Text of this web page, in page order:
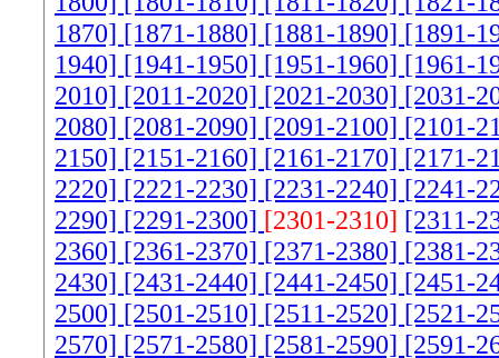
1870] [1871-1880] [1881-1890] [1891-
1940] [1941-1950] [1951-1960] [1961-
2010] [2011-2020] [2021-2030] [2031-
2080] [2081-2090] [2091-2100] [2101-
2150] [2151-2160] [2161-2170] [2171-
2220] [2221-2230] [2231-2240] [2241-
2290] [2291-2300] [2301-2310] [2311-
2360] [2361-2370] [2371-2380] [2381-
2430] [2431-2440] [2441-2450] [2451-
2500] [2501-2510] [2511-2520] [2521-
2570] [2571-2580] [2581-2590] [2591-